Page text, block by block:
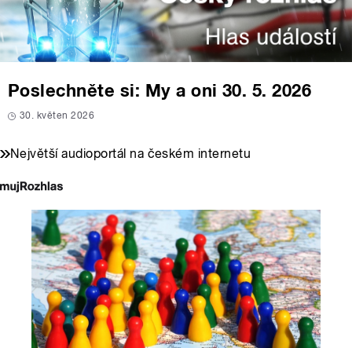
Poslechněte si: My a oni 30. 5. 2026
30. květen 2026
Největší audioportál na českém internetu